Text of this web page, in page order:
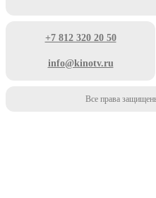
+7 812 320 20 50
info@kinotv.ru
Все права